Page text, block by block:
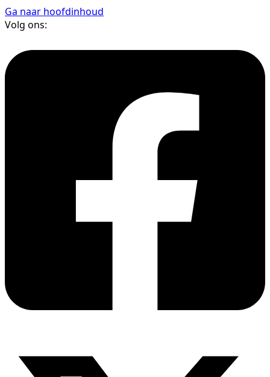
Ga naar hoofdinhoud
Volg ons: